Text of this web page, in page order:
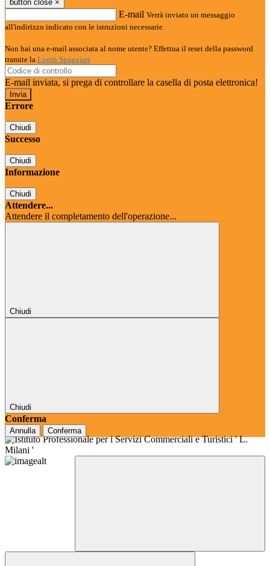
button close ×
E-mail Verrà inviato un messaggio
all'indirizzo indicato con le istruzioni necessarie.
Non hai una e-mail associata al nome utente? Effettua il reset della password
tramite la Login Spaggiari
E-mail inviata, si prega di controllare la casella di posta elettronica!
Errore
Chiudi
Successo
Chiudi
Informazione
Chiudi
Attendere...
Attendere il completamento dell'operazione...
Chiudi
Chiudi
Conferma
Annulla Conferma